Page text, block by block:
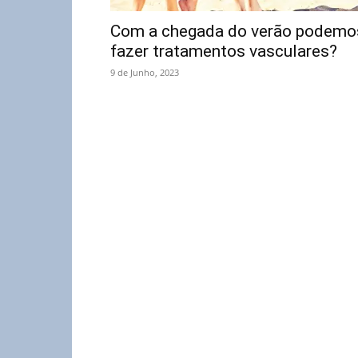
Com a chegada do verão
fazer tratamentos vasculares?
9 de Junho, 2023